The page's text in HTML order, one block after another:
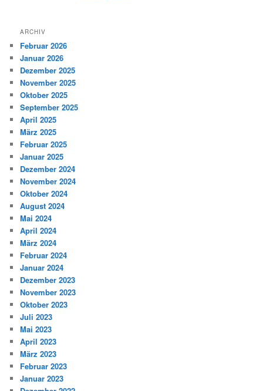
ARCHIV
Februar 2026
Januar 2026
Dezember 2025
November 2025
Oktober 2025
September 2025
April 2025
März 2025
Februar 2025
Januar 2025
Dezember 2024
November 2024
Oktober 2024
August 2024
Mai 2024
April 2024
März 2024
Februar 2024
Januar 2024
Dezember 2023
November 2023
Oktober 2023
Juli 2023
Mai 2023
April 2023
März 2023
Februar 2023
Januar 2023